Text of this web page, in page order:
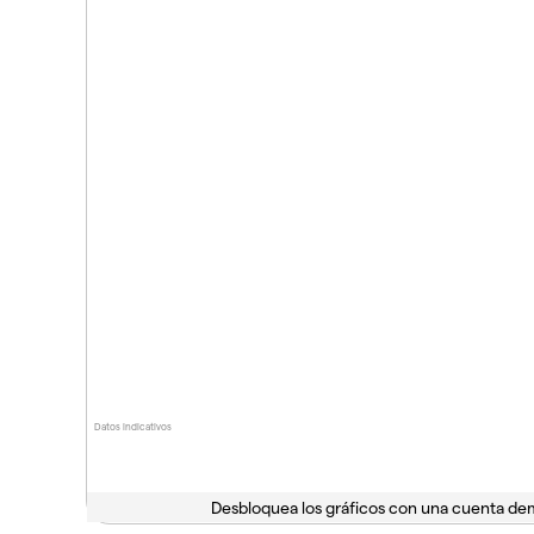
Datos indicativos
Desbloquea los gráficos con una cuenta